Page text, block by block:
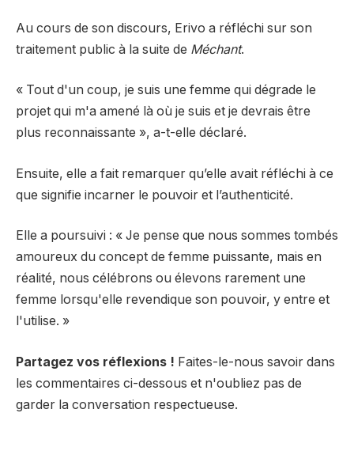
Au cours de son discours, Erivo a réfléchi sur son
traitement public à la suite de Méchant.
« Tout d'un coup, je suis une femme qui dégrade le
projet qui m'a amené là où je suis et je devrais être
plus reconnaissante », a-t-elle déclaré.
Ensuite, elle a fait remarquer qu’elle avait réfléchi à ce
que signifie incarner le pouvoir et l’authenticité.
Elle a poursuivi : « Je pense que nous sommes tombés
amoureux du concept de femme puissante, mais en
réalité, nous célébrons ou élevons rarement une
femme lorsqu'elle revendique son pouvoir, y entre et
l'utilise. »
Partagez vos réflexions ! Faites-le-nous savoir dans
les commentaires ci-dessous et n'oubliez pas de
garder la conversation respectueuse.